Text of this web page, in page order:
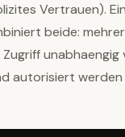
Vertrauen).
beide:
unabhaengig
autorisiert werden